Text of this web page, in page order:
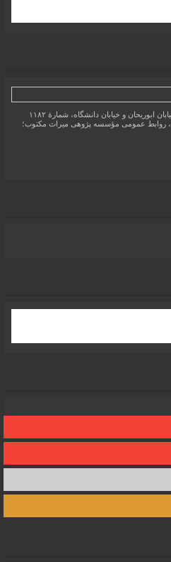
تهران، خیابان انقلاب اسلامی، بین خیابان ابوریحان و خیابان دانشگاه، شمارۀ ۱۱۸۲
(ساختمان فروردین)، طبقۀ دوم، واحد ۸ ، روابط عمومی مؤسسه پژوهی میراث مکتوب؛